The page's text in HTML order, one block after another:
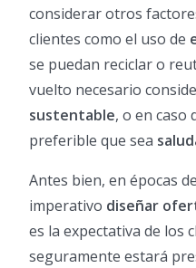
considerar otros
clientes como el uso de
se puedan reciclar o
vuelto necesario
sustentable, o en caso
preferible que sea
Antes bien, en épocas
imperativo diseñar
es la expectativa de los
seguramente estará